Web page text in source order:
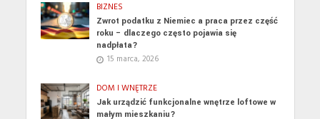
BIZNES
Zwrot podatku z Niemiec a praca przez część
roku – dlaczego często pojawia się
nadpłata?
15 marca, 2026
DOM I WNĘTRZE
Jak urządzić funkcjonalne wnętrze loftowe w
małym mieszkaniu?